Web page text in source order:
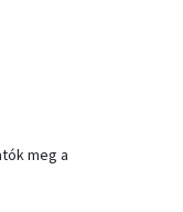
meg a